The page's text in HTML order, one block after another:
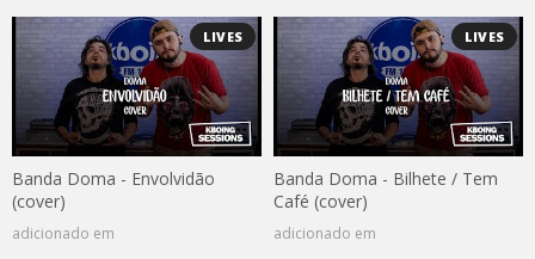
LIVES
Banda Doma - Envolvidão
(cover)
adicionado em
LIVES
Banda Doma - Bilhete / Tem
Café (cover)
adicionado em